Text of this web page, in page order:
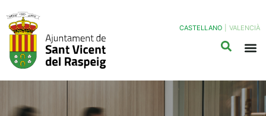
CASTELLANO VALENCIÀ